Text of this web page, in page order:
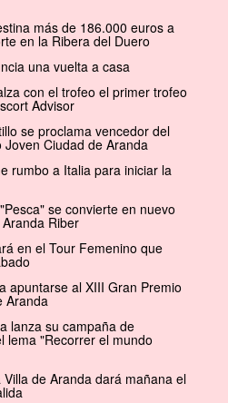
más de 186.000 euros a
en la Ribera del Duero
una vuelta a casa
con el trofeo el primer trofeo
Advisor
se proclama vencedor del
Joven Ciudad de Aranda
rumbo a Italia para iniciar la
se convierte en nuevo
Riber
en el Tour Femenino que
apuntarse al XIII Gran Premio
Aranda
lanza su campaña de
lema "Recorrer el mundo
Villa de Aranda dará mañana el